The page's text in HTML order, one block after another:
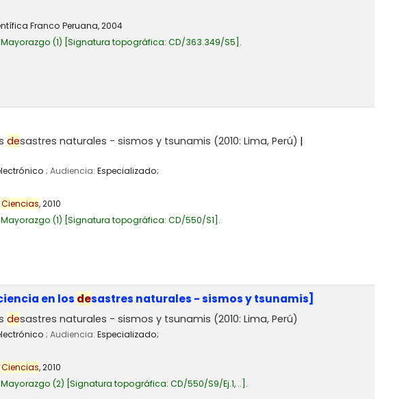
Franco Peruana,2004
Mayorazgo (1) Signatura topográfica: CD/363.349/S5 .
desastres naturales - sismos y tsunamis (2010: Lima, Perú)
; Audiencia: Especializado;
Ciencias,2010
Mayorazgo (1) Signatura topográfica: CD/550/S1 .
en los desastres naturales - sismos y tsunamis]
desastres naturales - sismos y tsunamis (2010: Lima, Perú)
; Audiencia: Especializado;
Ciencias,2010
Mayorazgo (2) Signatura topográfica: CD/550/S9/Ej.1, .. .